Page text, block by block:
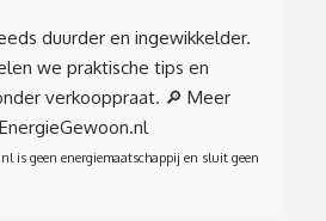
duurder en ingewikkelder.
we praktische tips en
verkooppraat. 🔎 Meer
is geen energiemaatschappij en sluit geen